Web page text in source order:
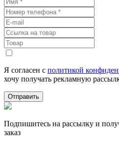
Я согласен с политикой
хочу получать рекламную
Отправить
Подпишитесь на рассылку и
заказ